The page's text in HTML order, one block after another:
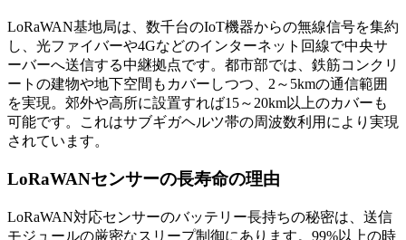
LoRaWAN基地局は、数千台のIoT機器からの無線信号を集約
し、光ファイバーや4Gなどのインターネット回線で中央サ
ーバーへ送信する中継拠点です。都市部では、鉄筋コンクリ
ートの建物や地下空間もカバーしつつ、2～5kmの通信範囲
を実現。郊外や高所に設置すれば15～20km以上のカバーも
可能です。これはサブギガヘルツ帯の周波数利用により実現
されています。
LoRaWANセンサーの長寿命の理由
LoRaWAN対応センサーのバッテリー長持ちの秘密は、送信
モジュールの厳密なスリープ制御にあります。99%以上の時